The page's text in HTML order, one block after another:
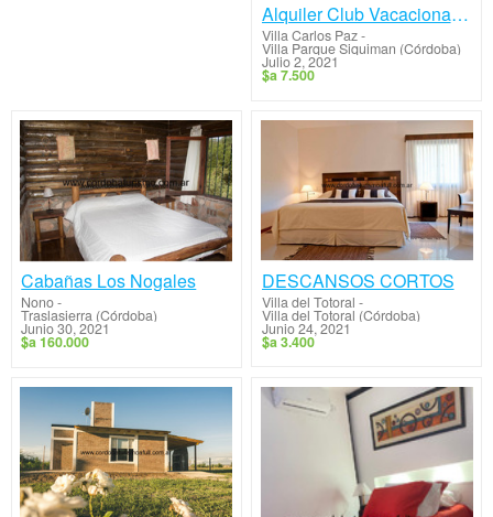
Alquiler Club Vacacional Villa Parque Síquiman
Villa Carlos Paz-
Villa Parque Siquiman (Córdoba)
Julio 2, 2021
$a 7.500
Cabañas Los Nogales
Nono-
Traslasierra (Córdoba)
Junio 30, 2021
$a 160.000
DESCANSOS CORTOS
Villa del Totoral -
Villa del Totoral (Córdoba)
Junio 24, 2021
$a 3.400